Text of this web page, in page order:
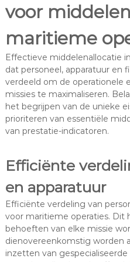
voor
maritieme
Effectieve middelenallocatie
dat personeel, apparatuur en
verdeeld om de operationele
missies te maximaliseren.
het begrijpen van de unieke
prioriteren van essentiële
van prestatie-indicatoren.
Efficiënte
en apparatuur
Efficiënte verdeling van
voor maritieme operaties. Dit
behoeften van elke missie
dienovereenkomstig worden
inzetten van